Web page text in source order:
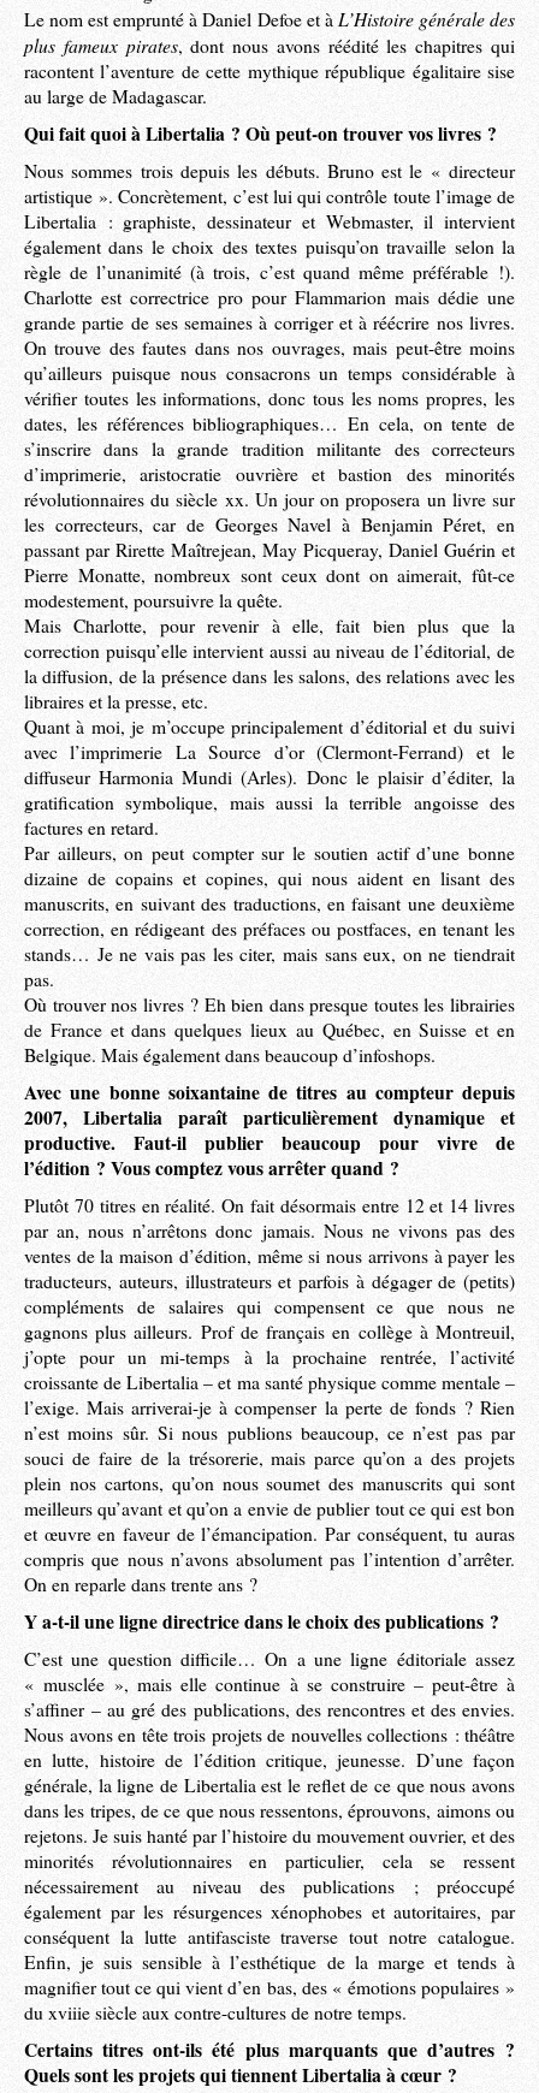
Le nom est emprunté à Daniel Defoe et àL’Histoire générale des
plus fameux pirates, dont nous avons réédité les chapitres qui
racontent l’aventure de cette mythique république égalitaire sise
au large de Madagascar.
Qui fait quoi à Libertalia ? Où peut-on trouver vos livres ?
Nous sommes trois depuis les débuts. Bruno est le « directeur
artistique ». Concrètement, c’est lui qui contrôle toute l’image de
Libertalia : graphiste, dessinateur et Webmaster, il intervient
également dans le choix des textes puisqu’on travaille selon la
règle de l’unanimité (à trois, c’est quand même préférable !).
Charlotte est correctrice pro pour Flammarion mais dédie une
grande partie de ses semaines à corriger et à réécrire nos livres.
On trouve des fautes dans nos ouvrages, mais peut-être moins
qu’ailleurs puisque nous consacrons un temps considérable à
vérifier toutes les informations, donc tous les noms propres, les
dates, les références bibliographiques… En cela, on tente de
s’inscrire dans la grande tradition militante des correcteurs
d’imprimerie, aristocratie ouvrière et bastion des minorités
révolutionnaires du siècle xx. Un jour on proposera un livre sur
les correcteurs, car de Georges Navel à Benjamin Péret, en
passant par Rirette Maîtrejean, May Picqueray, Daniel Guérin et
Pierre Monatte, nombreux sont ceux dont on aimerait, fût-ce
modestement, poursuivre la quête.
Mais Charlotte, pour revenir à elle, fait bien plus que la
correction puisqu’elle intervient aussi au niveau de l’éditorial, de
la diffusion, de la présence dans les salons, des relations avec les
libraires et la presse, etc.
Quant à moi, je m’occupe principalement d’éditorial et du suivi
avec l’imprimerie La Source d’or (Clermont-Ferrand) et le
diffuseur Harmonia Mundi (Arles). Donc le plaisir d’éditer, la
gratification symbolique, mais aussi la terrible angoisse des
factures en retard.
Par ailleurs, on peut compter sur le soutien actif d’une bonne
dizaine de copains et copines, qui nous aident en lisant des
manuscrits, en suivant des traductions, en faisant une deuxième
correction, en rédigeant des préfaces ou postfaces, en tenant les
stands… Je ne vais pas les citer, mais sans eux, on ne tiendrait
pas.
Où trouver nos livres ? Eh bien dans presque toutes les librairies
de France et dans quelques lieux au Québec, en Suisse et en
Belgique. Mais également dans beaucoup d’infoshops.
Avec une bonne soixantaine de titres au compteur depuis
2007, Libertalia paraît particulièrement dynamique et
productive. Faut-il publier beaucoup pour vivre de
l’édition ? Vous comptez vous arrêter quand ?
Plutôt 70 titres en réalité. On fait désormais entre 12 et 14 livres
par an, nous n’arrêtons donc jamais. Nous ne vivons pas des
ventes de la maison d’édition, même si nous arrivons à payer les
traducteurs, auteurs, illustrateurs et parfois à dégager de (petits)
compléments de salaires qui compensent ce que nous ne
gagnons plus ailleurs. Prof de français en collège à Montreuil,
j’opte pour un mi-temps à la prochaine rentrée, l’activité
croissante de Libertalia – et ma santé physique comme mentale –
l’exige. Mais arriverai-je à compenser la perte de fonds ? Rien
n’est moins sûr. Si nous publions beaucoup, ce n’est pas par
souci de faire de la trésorerie, mais parce qu’on a des projets
plein nos cartons, qu’on nous soumet des manuscrits qui sont
meilleurs qu’avant et qu’on a envie de publier tout ce qui est bon
et œuvre en faveur de l’émancipation. Par conséquent, tu auras
compris que nous n’avons absolument pas l’intention d’arrêter.
On en reparle dans trente ans ?
Y a-t-il une ligne directrice dans le choix des publications ?
C’est une question difficile… On a une ligne éditoriale assez
« musclée », mais elle continue à se construire – peut-être à
s’affiner – au gré des publications, des rencontres et des envies.
Nous avons en tête trois projets de nouvelles collections : théâtre
en lutte, histoire de l’édition critique, jeunesse. D’une façon
générale, la ligne de Libertalia est le reflet de ce que nous avons
dans les tripes, de ce que nous ressentons, éprouvons, aimons ou
rejetons. Je suis hanté par l’histoire du mouvement ouvrier, et des
minorités révolutionnaires en particulier, cela se ressent
nécessairement au niveau des publications ; préoccupé
également par les résurgences xénophobes et autoritaires, par
conséquent la lutte antifasciste traverse tout notre catalogue.
Enfin, je suis sensible à l’esthétique de la marge et tends à
magnifier tout ce qui vient d’en bas, des « émotions populaires »
du xviiie siècle aux contre-cultures de notre temps.
Certains titres ont-ils été plus marquants que d’autres ?
Quels sont les projets qui tiennent Libertalia à cœur ?